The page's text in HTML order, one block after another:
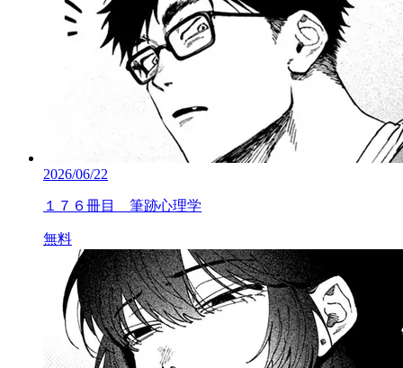
2026/06/22
１７６冊目 筆跡心理学
無料